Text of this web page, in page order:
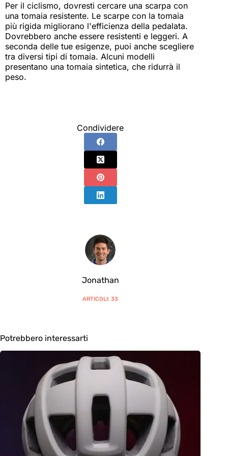
Per il ciclismo, dovresti cercare una scarpa con
una tomaia resistente. Le scarpe con la tomaia
più rigida migliorano l'efficienza della pedalata.
Dovrebbero anche essere resistenti e leggeri. A
seconda delle tue esigenze, puoi anche scegliere
tra diversi tipi di tomaia. Alcuni modelli
presentano una tomaia sintetica, che ridurrà il
peso.
Condividere
Jonathan
ARTICOLI: 33
Potrebbero interessarti